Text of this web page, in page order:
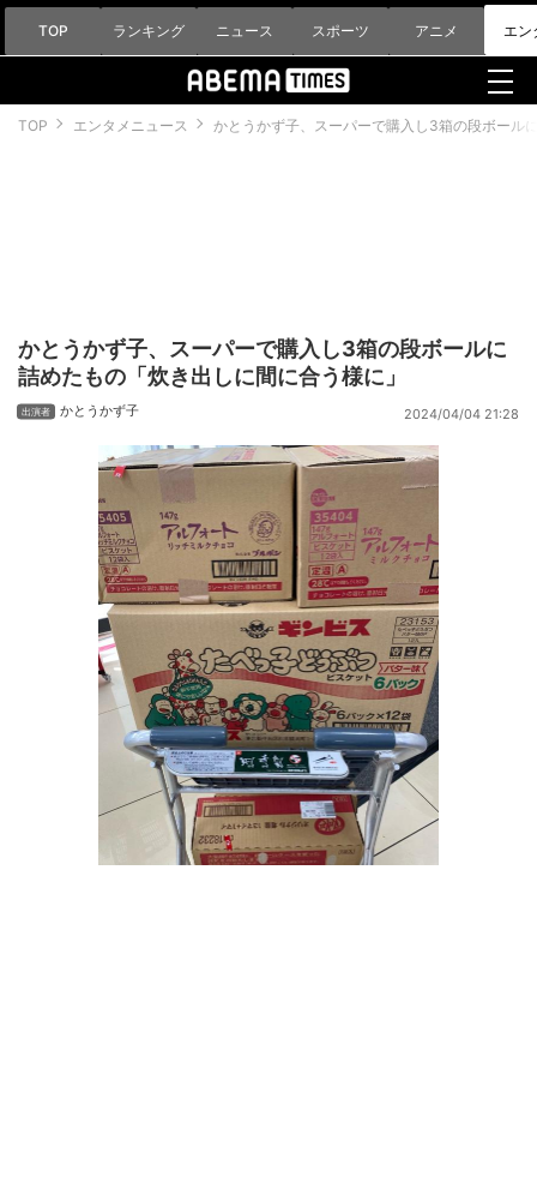
TOP ランキング ニュース スポーツ アニメ エン
TOP エンタメニュース かとうかず子、スーパーで購入し3箱の段ボール
かとうかず子、スーパーで購入し3箱の段ボールに
詰めたもの「炊き出しに間に合う様に」
かとうかず子 2024/04/04 21:28